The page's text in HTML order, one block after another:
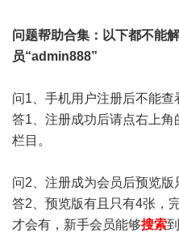
问题帮助合集 ：以下都不能
员“admin888”
问1、手机用户注册后不能查
答1、注册成功后请点右上
栏目。
问2、注册成为会员后预览版
答2、预览版有且只有4张，
才会有，新手会员能够搜索